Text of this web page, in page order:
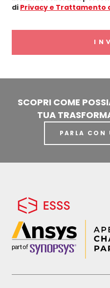
di Privacy e Trattamento
SCOPRI COME
TUA
PARLA CON